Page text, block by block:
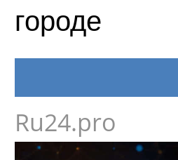
городе
Ru24.pro